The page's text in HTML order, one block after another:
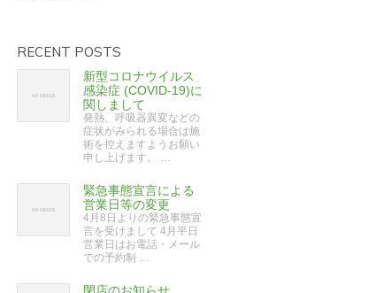
RECENT POSTS
新型コロナウイルス
感染症 (COVID-19)に
関しまして
発熱、呼吸器異変などの
症状がみられる場合は施
術を控えますようお願い
申し上げます。 …
緊急事態宣言による
営業日等の変更
4月8日よりの緊急事態宣
言を受けまして 4月平日
営業日はお電話・メール
での予約制 …